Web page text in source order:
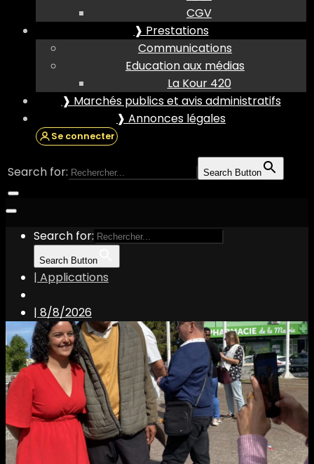
CGV
❱ Prestations
Communications
Education aux médias
La Kour 420
❱ Marchés publics et avis administratifs
❱ Annonces légales
Se connecter
Search for: Search Button
Search for:
Search Button
| Applications
| 8/8/2026